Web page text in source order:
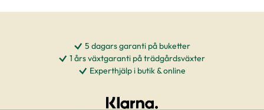
Att tänka på
Om växten inte exakt motsvarar måtten vi har
inte som en skälig reklamation.
5 dagars garanti på buketter
1 års växtgaranti på trädgårdsväxter
Experthjälp i butik & online